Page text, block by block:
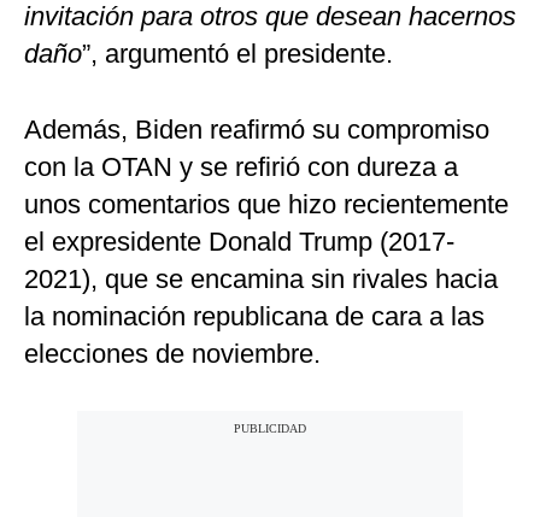
invitación para otros que desean hacernos
daño”, argumentó el presidente.
Además, Biden reafirmó su compromiso
con la OTAN y se refirió con dureza a
unos comentarios que hizo recientemente
el expresidente Donald Trump (2017-
2021), que se encamina sin rivales hacia
la nominación republicana de cara a las
elecciones de noviembre.